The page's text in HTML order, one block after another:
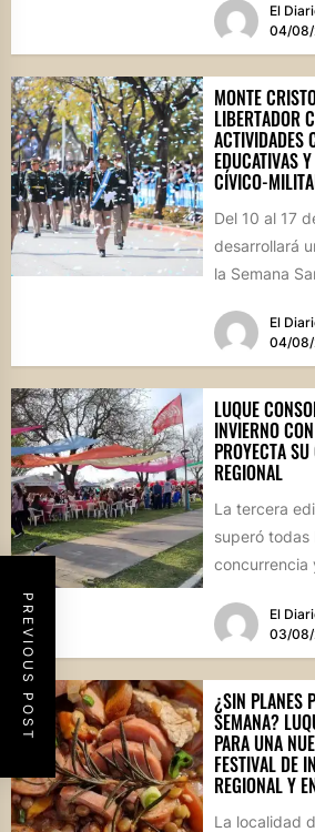
PREVIOUS POST
El
04/
MONTE
LIBERTADOR
ACTIVIDADES
EDUCATIVAS
CÍVICO-
Del 10 al 17
desarrollará
la Semana
El
04/
LUQUE
INVIERNO
PROYECTA
REGIONAL
La tercera
superó
concurrencia
marco, el...
El
03/
¿SIN PLANES
SEMANA?
PARA UNA
FESTIVAL DE
REGIONAL Y
La localidad